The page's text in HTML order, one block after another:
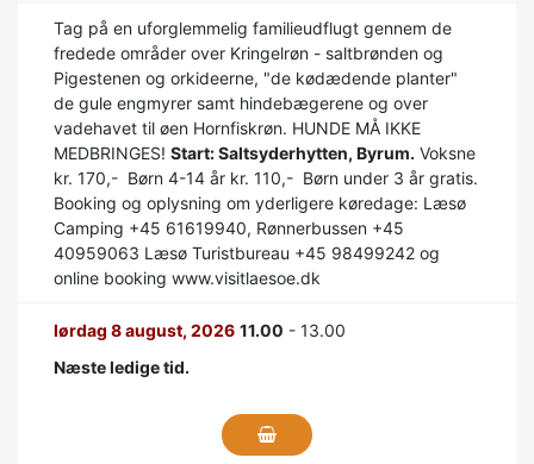
Tag på en uforglemmelig familieudflugt gennem de
fredede områder over Kringelrøn - saltbrønden og
Pigestenen og orkideerne, "de kødædende planter"
de gule engmyrer samt hindebægerene og over
vadehavet til øen Hornfiskrøn. HUNDE MÅ IKKE
MEDBRINGES! Start: Saltsyderhytten, Byrum. Voksne
kr. 170,- Børn 4-14 år kr. 110,- Børn under 3 år gratis.
Booking og oplysning om yderligere køredage: Læsø
Camping +45 61619940, Rønnerbussen +45
40959063 Læsø Turistbureau +45 98499242 og
online booking www.visitlaesoe.dk
lørdag 8 august, 2026 11.00 - 13.00
Næste ledige tid.